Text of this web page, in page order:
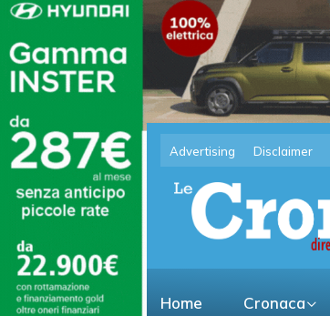
Advertising Disclaimer
Home Cronaca